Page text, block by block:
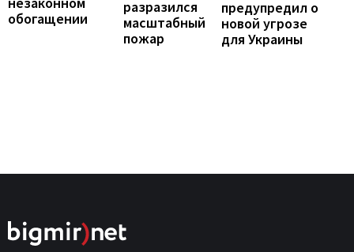
обогащении
разразился
масштабный
пожар
предупредил о
новой угрозе
для Украины